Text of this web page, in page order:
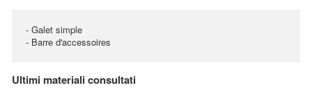
- Galet simple
- Barre d'accessoires
Ultimi materiali consultati